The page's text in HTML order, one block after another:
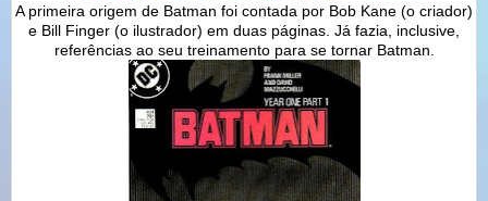
A primeira origem de Batman foi contada por Bob Kane (o criador)
e Bill Finger (o ilustrador) em duas páginas. Já fazia, inclusive,
referências ao seu treinamento para se tornar Batman.